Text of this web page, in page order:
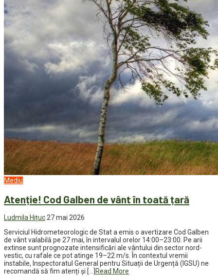
Mediu
Atenție! Cod Galben de vânt în toată țară
Ludmila Hițuc27 mai 2026
Serviciul Hidrometeorologic de Stat a emis o avertizare Cod Galben
de vânt valabilă pe 27 mai, în intervalul orelor 14:00–23:00. Pe arii
extinse sunt prognozate intensificări ale vântului din sector nord-
vestic, cu rafale ce pot atinge 19–22 m/s. În contextul vremii
instabile, Inspectoratul General pentru Situații de Urgență (IGSU) ne
recomandă să fim atenți și […] Read More